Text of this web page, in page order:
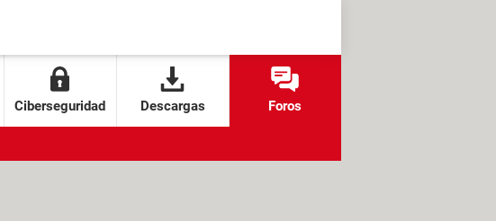
Ciberseguridad Descargas Foros